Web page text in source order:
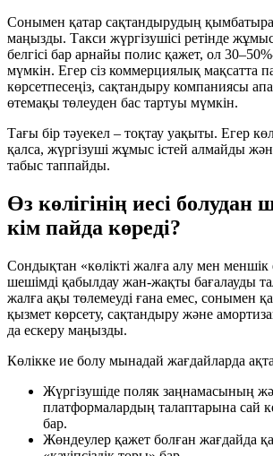
Сонымен қатар сақтандырудың
маңызды. Такси жүргізушісі ретінде
белгісі бар арнайы полис қажет, ол
мүмкін. Егер сіз коммерциялық мақсатта
көрсетпесеңіз, сақтандыру компаниясы
өтемақы төлеуден бас тартуы мүмкін.
Тағы бір тәуекел – тоқтау уақыты. Егер
қалса, жүргізуші жұмыс істей алмайды
табыс таппайды.
Өз көлігінің иесі болудан
кім пайда көреді?
Сондықтан «көлікті жалға алу мен меншік
шешімді қабылдау жан-жақты бағалауды
жалға ақы төлемеуді ғана емес, сонымен
қызмет көрсету, сақтандыру және
да ескеру маңызды.
Көлікке ие болу мынадай жағдайларда
Жүргізушіде поляк заңнамасының
платформалардың талаптарына сай
бар.
Жөндеулер қажет болған жағдайда